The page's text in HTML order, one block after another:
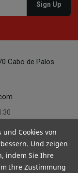
Cabo de Palos
keyboard_arrow_down
keyboard_arrow_down
und Cookies von
Und zeigen
indem Sie Ihre
Ihre Zustimmung